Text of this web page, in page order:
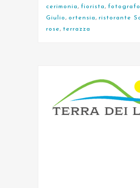
cerimonia, fiorista, fotografo
Giulio, ortensia, ristorante
rose, terrazza